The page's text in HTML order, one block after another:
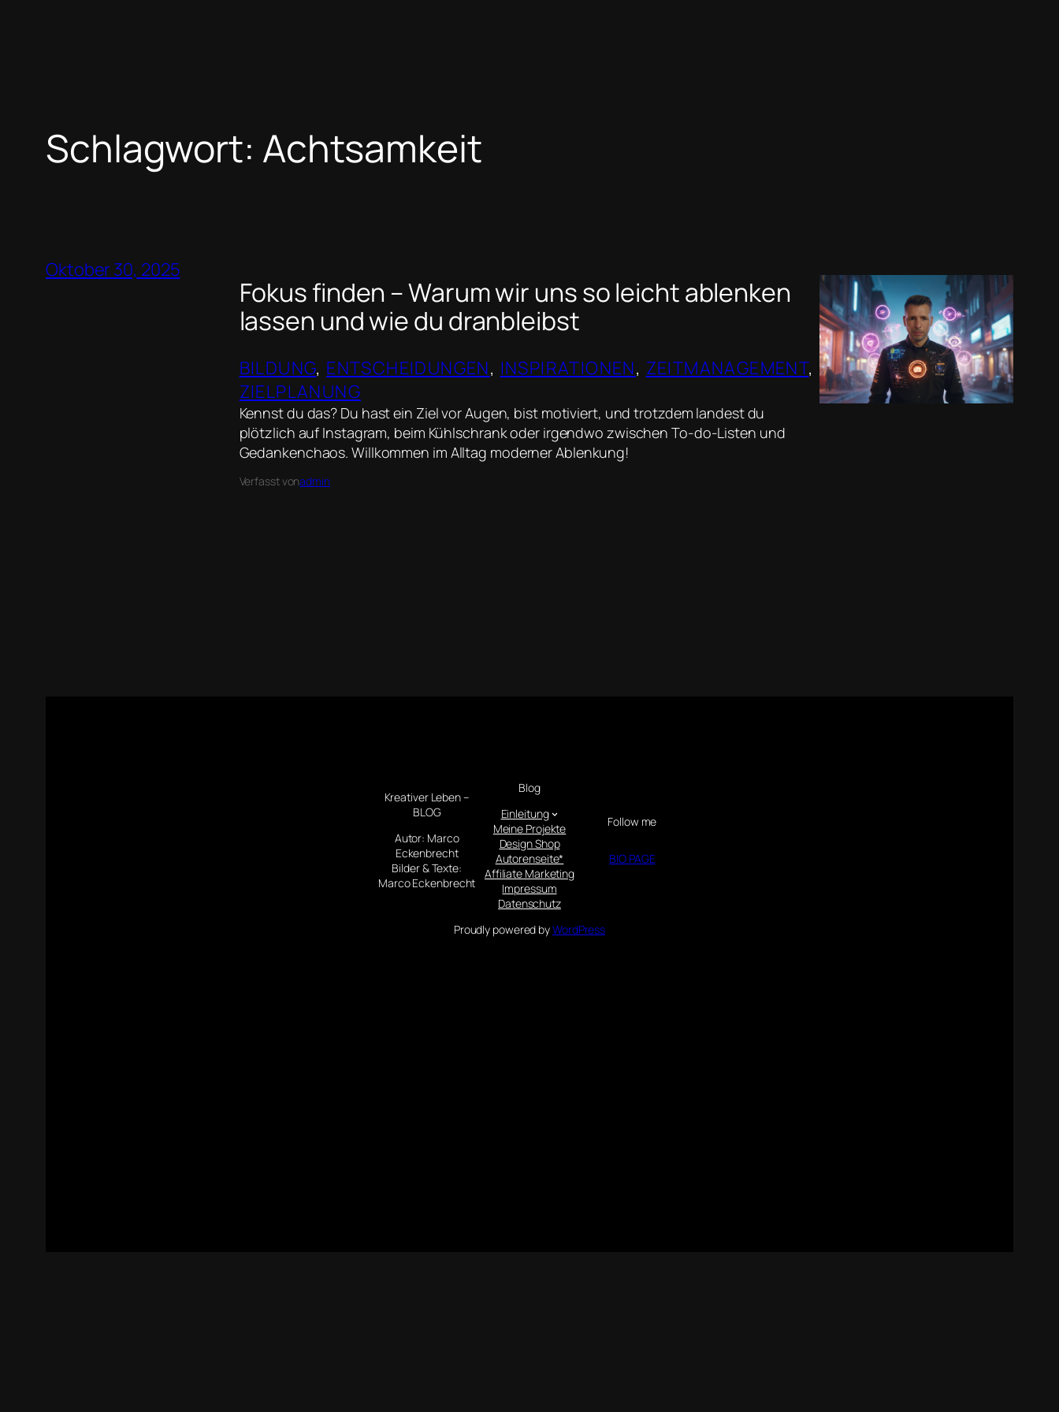
Schlagwort: Achtsamkeit
Oktober 30, 2025
Fokus finden – Warum wir uns so leicht ablenken
lassen und wie du dranbleibst
BILDUNG, ENTSCHEIDUNGEN, INSPIRATIONEN, ZEITMANAGEMENT
ZIELPLANUNG
Kennst du das? Du hast ein Ziel vor Augen, bist motiviert, und trotzdem landest du
plötzlich auf Instagram, beim Kühlschrank oder irgendwo zwischen To-do-Listen und
Gedankenchaos. Willkommen im Alltag moderner Ablenkung!
Verfasst vonadmin
Kreativer Leben –
BLOG
Autor: Marco
Eckenbrecht
Bilder & Texte:
Marco Eckenbrecht
Blog
Einleitung
Meine Projekte
Design Shop
Autorenseite*
Affiliate Marketing
Impressum
Datenschutz
Follow me
BIO PAGE
Proudly powered byWordPress